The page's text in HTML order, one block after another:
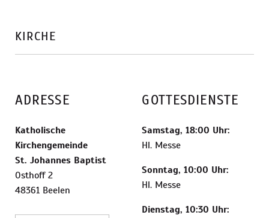
KIRCHE
ADRESSE
Katholische
Kirchengemeinde
St. Johannes Baptist
Osthoff 2
48361 Beelen
GOTTESDIENSTE
Samstag, 18:00 Uhr:
Hl. Messe
Sonntag, 10:00 Uhr:
Hl. Messe
Dienstag, 10:30 Uhr: